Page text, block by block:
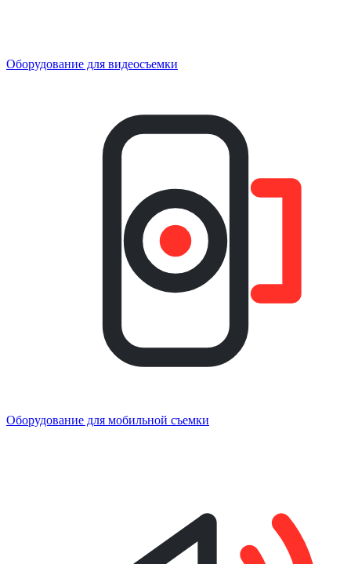
Оборудование для видеосъемки
Оборудование для мобильной съемки